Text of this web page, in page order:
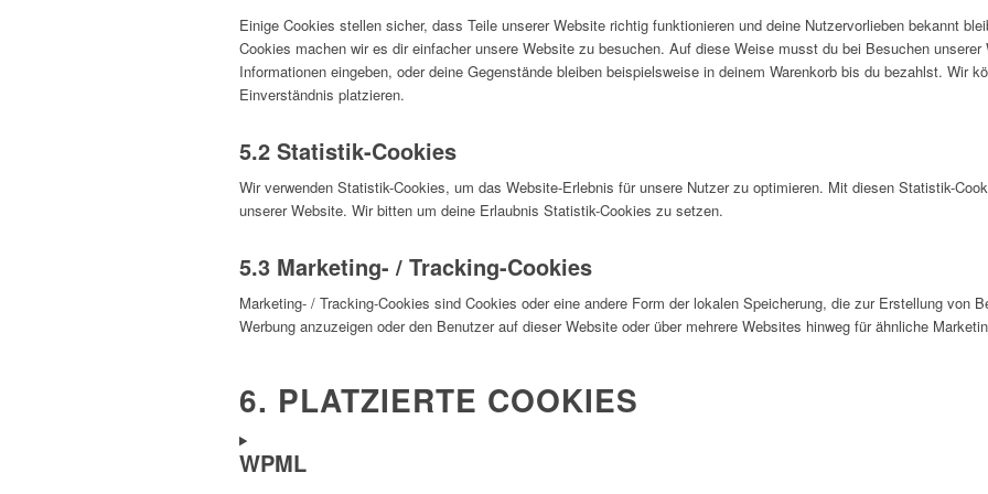
Einige Cookies stellen sicher, dass Teile unserer Website richtig funktionieren und deine Nutzervorlieben bekannt
Cookies machen wir es dir einfacher unsere Website zu besuchen. Auf diese Weise musst du bei Besuchen
Informationen eingeben, oder deine Gegenstände bleiben beispielsweise in deinem Warenkorb bis du bezahlst. Wir
Einverständnis platzieren.
5.2 Statistik-Cookies
Wir verwenden Statistik-Cookies, um das Website-Erlebnis für unsere Nutzer zu optimieren. Mit diesen Statistik-
unserer Website. Wir bitten um deine Erlaubnis Statistik-Cookies zu setzen.
5.3 Marketing- / Tracking-Cookies
Marketing- / Tracking-Cookies sind Cookies oder eine andere Form der lokalen Speicherung, die zur Erstellung von
Werbung anzuzeigen oder den Benutzer auf dieser Website oder über mehrere Websites hinweg für ähnliche
6. PLATZIERTE COOKIES
WPML